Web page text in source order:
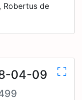
Robertus de
04-09